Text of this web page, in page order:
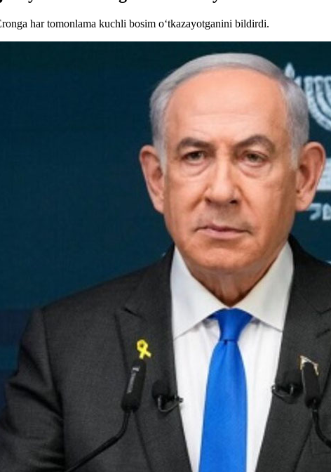
har tomonlama kuchli bosim o‘tkazayotganini bildirdi.